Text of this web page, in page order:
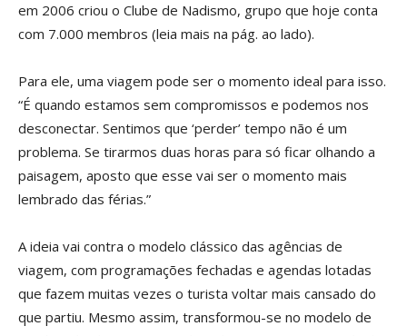
em 2006 criou o Clube de Nadismo, grupo que hoje conta
com 7.000 membros (leia mais na pág. ao lado).
Para ele, uma viagem pode ser o momento ideal para isso.
“É quando estamos sem compromissos e podemos nos
desconectar. Sentimos que ‘perder’ tempo não é um
problema. Se tirarmos duas horas para só ficar olhando a
paisagem, aposto que esse vai ser o momento mais
lembrado das férias.”
A ideia vai contra o modelo clássico das agências de
viagem, com programações fechadas e agendas lotadas
que fazem muitas vezes o turista voltar mais cansado do
que partiu. Mesmo assim, transformou-se no modelo de